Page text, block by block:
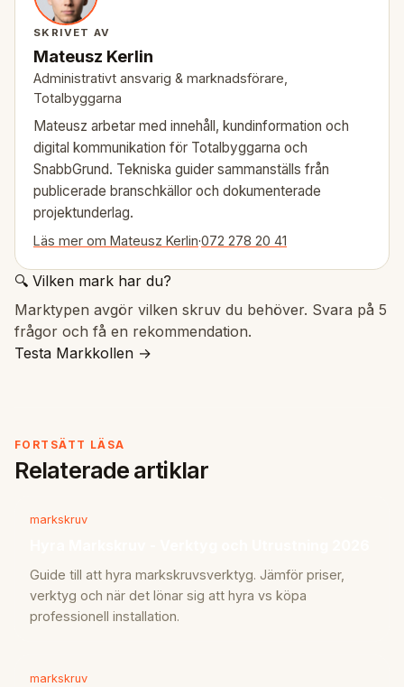
SKRIVET AV
Mateusz Kerlin
Administrativt ansvarig & marknadsförare,
Totalbyggarna
Mateusz arbetar med innehåll, kundinformation och
digital kommunikation för Totalbyggarna och
SnabbGrund. Tekniska guider sammanställs från
publicerade branschkällor och dokumenterade
projektunderlag.
Läs mer om Mateusz Kerlin·072 278 20 41
🔍 Vilken mark har du?
Marktypen avgör vilken skruv du behöver. Svara på 5
frågor och få en rekommendation.
Testa Markkollen →
FORTSÄTT LÄSA
Relaterade artiklar
markskruv
Guide till att hyra markskruvsverktyg. Jämför priser,
verktyg och när det lönar sig att hyra vs köpa
professionell installation.
markskruv